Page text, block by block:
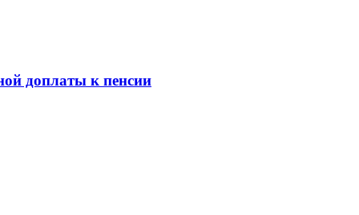
доплаты к пенсии